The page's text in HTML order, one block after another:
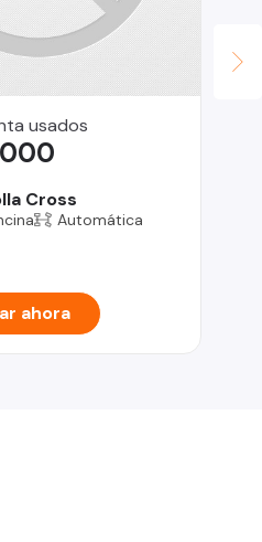
usados
Cross
Automática
ahora